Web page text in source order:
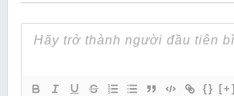
{} [+]